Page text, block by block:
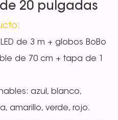
20 pulgadas
de 3 m + globos BoBo
de 70 cm + tapa de 1
azul, blanco,
amarillo, verde, rojo.